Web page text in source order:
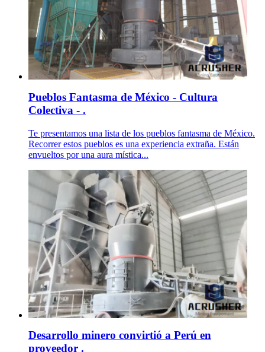
Pueblos Fantasma de México - Cultura
Colectiva - .
Te presentamos una lista de los pueblos fantasma de México.
Recorrer estos pueblos es una experiencia extraña. Están
envueltos por una aura mística...
Desarrollo minero convirtió a Perú en
proveedor .